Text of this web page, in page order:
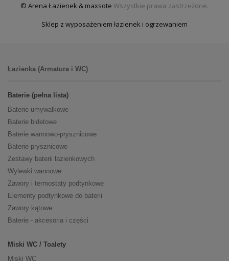
© Arena Łazienek & maxsote Wszystkie prawa zastrzeżone.
Sklep z wyposażeniem łazienek i ogrzewaniem
Łazienka (Armatura i WC)
Baterie (pełna lista)
Baterie umywalkowe
Baterie bidetowe
Baterie wannowo-prysznicowe
Baterie prysznicowe
Zestawy baterii łazienkowych
Wylewki wannowe
Zawory i termostaty podtynkowe
Elementy podtynkowe do baterii
Zawory kątowe
Baterie - akcesoria i części
Miski WC / Toalety
Miski WC